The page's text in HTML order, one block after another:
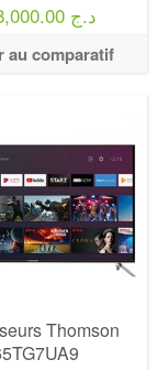
158,000.00 د.ج
au comparatif
Thomson
UHD TV
→